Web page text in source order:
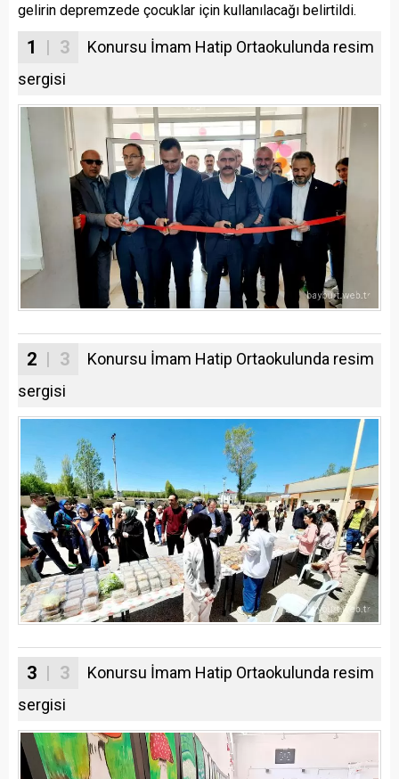
gelirin depremzede çocuklar için kullanılacağı belirtildi.
1 | 3
Konursu İmam Hatip Ortaokulunda resim
sergisi
2 | 3
Konursu İmam Hatip Ortaokulunda resim
sergisi
3 | 3
Konursu İmam Hatip Ortaokulunda resim
sergisi